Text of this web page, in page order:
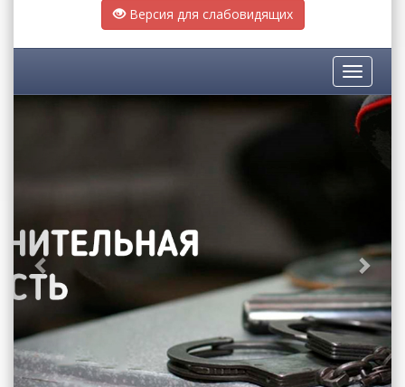
Версия для слабовидящих
Toggle
Previous Next